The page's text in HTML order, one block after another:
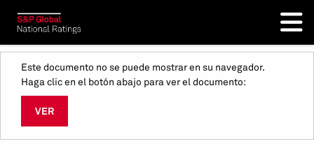
Este documento no se puede mostrar en su navegador.
Haga clic en el botón abajo para ver el documento:
VER